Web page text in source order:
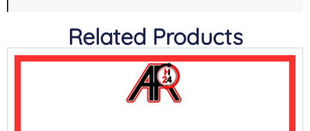
Related Products